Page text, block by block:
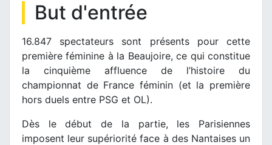
But d'entrée
16.847 spectateurs sont présents pour cette
première féminine à la Beaujoire, ce qui constitue
la cinquième affluence de l’histoire du
championnat de France féminin (et la première
hors duels entre PSG et OL).
Dès le début de la partie, les Parisiennes
imposent leur supériorité face à des Nantaises un